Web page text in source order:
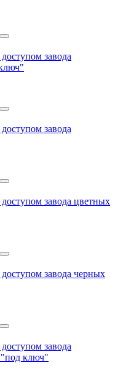
завода
завода
завода цветных
завода черных
завода
"под ключ"